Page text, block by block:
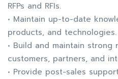
RFPs and RFIs.
• Maintain up-to-date
products, and technologies.
• Build and maintain strong
customers, partners, and
• Provide post-sales